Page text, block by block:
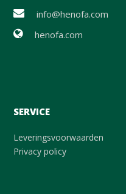
info@henofa.com
henofa.com
SERVICE
Leveringsvoorwaarden
Privacy policy